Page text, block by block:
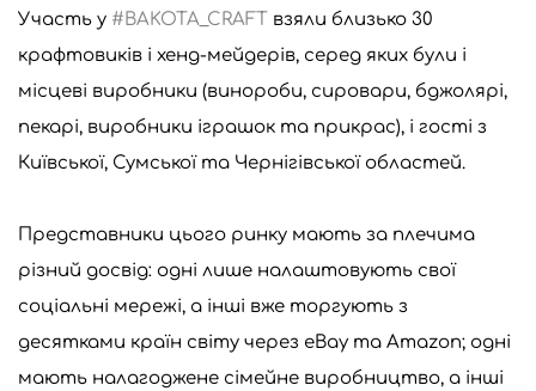
Участь у #BAKOTA_CRAFT взяли близько 30
крафтовиків і хенд-мейдерів, серед яких були і
місцеві виробники (винороби, сировари, бджолярі,
пекарі, виробники іграшок та прикрас), і гості з
Київської, Сумської та Чернігівської областей.
Представники цього ринку мають за плечима
різний досвід: одні лише налаштовують свої
соціальні мережі, а інші вже торгують з
десятками країн світу через eBay та Amazon; одні
мають налагоджене сімейне виробництво, а інші